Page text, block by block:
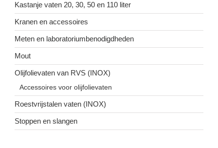
Kastanje vaten 20, 30, 50 en 110 liter
Kranen en accessoires
Meten en laboratoriumbenodigdheden
Mout
Olijfolievaten van RVS (INOX)
Accessoires voor olijfolievaten
Roestvrijstalen vaten (INOX)
Stoppen en slangen